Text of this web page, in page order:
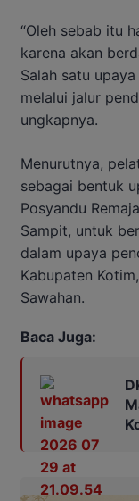
“Oleh sebab itu
karena akan
Salah satu
melalui jalur
ungkapnya.
Menurutnya,
sebagai bentuk
Posyandu
Sampit, untuk
dalam upaya
Kabupaten
Sawahan.
Baca Juga: